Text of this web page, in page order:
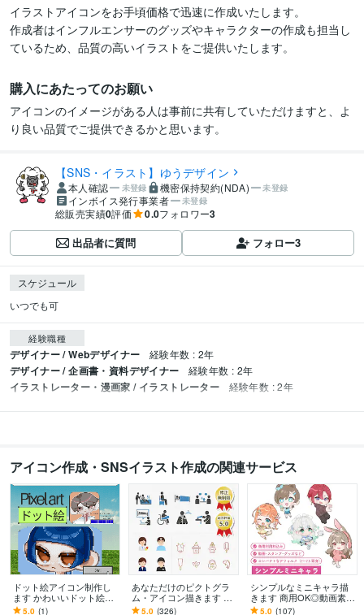
イラストアイコンをお手頃価格で迅速に作成いたします。
作成者はインフルエンサーのグッズやキャラクターの作成も担当し
ているため、品質の高いイラストをご提供いたします。
購入にあたってのお願い
アイコンのイメージがある人は事前に共有していただけますと、よ
り良い品質でご提供できるかと思います。
【SNS・イラスト】ゆうデザイン
本人確認 未登録 機密保持契約(NDA) 未登録
インボイス発行事業者 未登録
総販売実績0評価 0.0フォロワー3
出品者に質問 フォロー3
スケジュール
いつでも可
経験職種
デザイナー / Webデザイナー 経験年数 : 2年
デザイナー / 企画書・資料デザイナー 経験年数 : 2年
イラストレーター・漫画家 / イラストレーター 経験年数 : 2年
アイコン作成・SNSイラスト作成の関連サービス
ドット絵アイコン制作し
ます かわいいドット絵で
あなただけのSNS用アイ
5.0 (1)
あなただけのピクトグラ
ム・アイコン描きます シ
ンプル〜ポップまで、世
5.0 (326)
シンプルなミニキャラ描
きます 商用OK◎動画素
材・グッズなど
5.0 (107)